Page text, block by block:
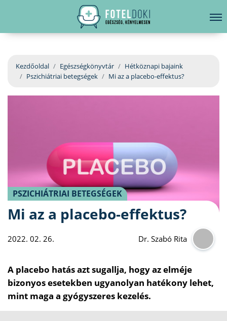
EGÉSZSÉGKÖNYVTÁR
BETEGSÉGKALAUZ
ORVOSKERESŐ
hirdetés
Kezdőoldal Egészségkönyvtár
Hétköznapi bajaink
Pszichiátriai betegségek
Mi az a placebo-effektus?
PSZICHIÁTRIAI BETEGSÉGEK
Mi az a placebo-effektus?
2022. 02. 26. Dr. Szabó Rita
A placebo hatás azt sugallja, hogy az elméje
bizonyos esetekben ugyanolyan hatékony lehet,
mint maga a gyógyszeres kezelés.